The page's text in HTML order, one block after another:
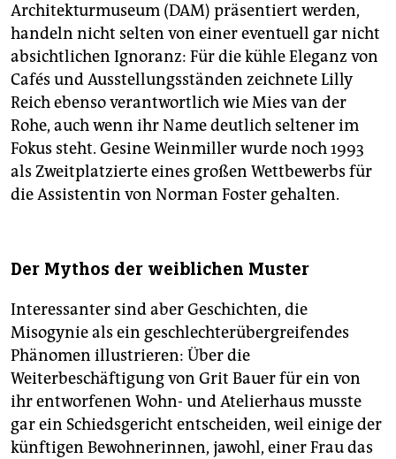
Architekturmuseum (DAM) präsentiert werden,
handeln nicht selten von einer eventuell gar nicht
absichtlichen Ignoranz: Für die kühle Eleganz von
Cafés und Ausstellungsständen zeichnete Lilly
Reich ebenso verantwortlich wie Mies van der
Rohe, auch wenn ihr Name deutlich seltener im
Fokus steht. Gesine Weinmiller wurde noch 1993
als Zweitplatzierte eines großen Wettbewerbs für
die Assistentin von Norman Foster gehalten.
Der Mythos der weiblichen Muster
Interessanter sind aber Geschichten, die
Misogynie als ein geschlechterübergreifendes
Phänomen illustrieren: Über die
Weiterbeschäftigung von Grit Bauer für ein von
ihr entworfenen Wohn- und Atelierhaus musste
gar ein Schiedsgericht entscheiden, weil einige der
künftigen Bewohnerinnen, jawohl, einer Frau das